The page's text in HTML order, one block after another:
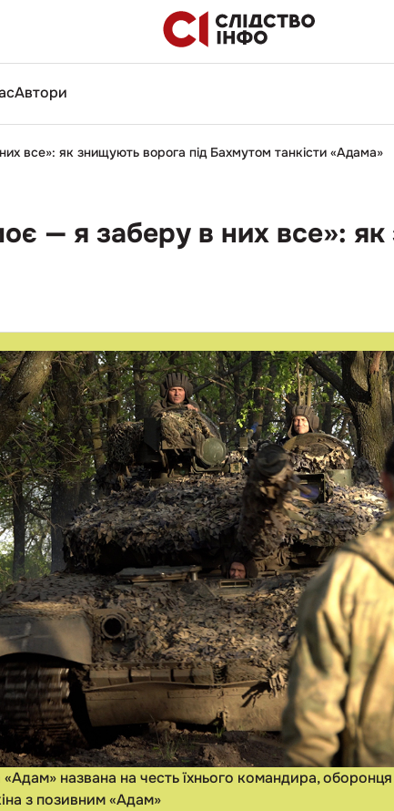
Автори
все»: як знищують ворога під Бахмутом танкісти «Адама»
— я заберу в них все»:
названа на честь їхнього командира,
з позивним «Адам»